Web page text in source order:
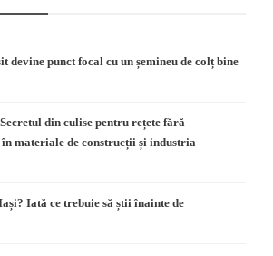
devine punct focal cu un șemineu de colț bine
din culise pentru rețete fără
materiale de construcții și industria
Iată ce trebuie să știi înainte de